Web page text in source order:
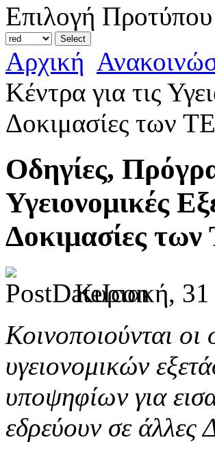
Επιλογή Προτύπου
Αρχική
Κέντρα για τις
Δοκιμασίες των
Οδηγίες,
Υγειονομικές
Δοκιμασίες
Κυριακή,
Κοινοποιούνται
υγειονομικών
υποψηφίων για
εδρεύουν σε άλλες